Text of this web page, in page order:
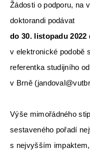
Žádosti o podporu, na
doktorandi podávat
do 30. listopadu 2022
v elektronické podobě
referentka studijního
v Brně (jandoval @
Výše mimořádného
sestaveného pořadí
s nejvyšším